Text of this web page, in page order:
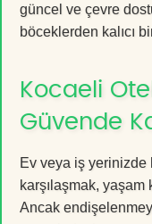
güncel ve çevre
böceklerden kalıcı
Kocaeli
Güvende
Ev veya iş yerinizde
karşılaşmak,
Ancak